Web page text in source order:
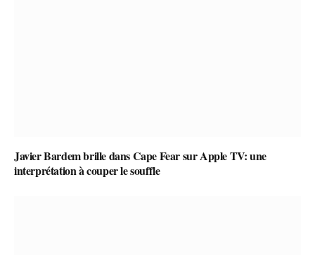
Javier Bardem brille dans Cape Fear sur Apple TV: une
interprétation à couper le souffle